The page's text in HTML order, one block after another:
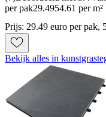
per pak29.4954.61 per m²
Prijs: 29.49 euro per pak,
Bekijk alles in